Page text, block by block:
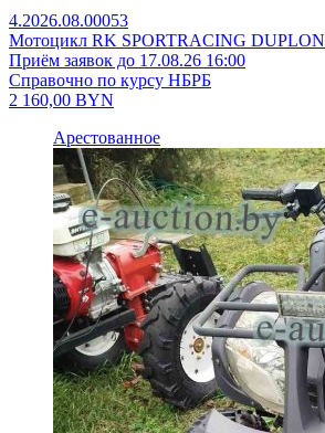
4.2026.08.00053
Мотоцикл RK SPORTRACING DUPLON
Приём заявок до 17.08.26 16:00
Справочно по курсу НБРБ
2 160,00 BYN
Арестованное